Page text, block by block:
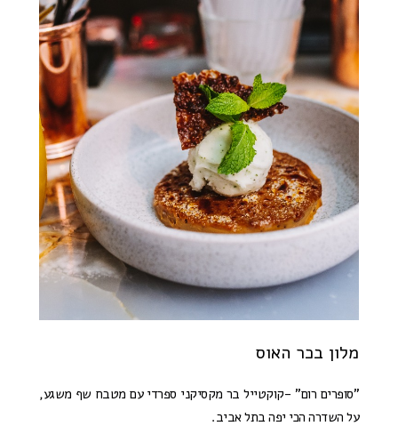
מלון בכר האוס
"סופרים רום" -קוקטייל בר מקסיקני ספרדי עם מטבח שף משגע,
על השדרה הכי יפה בתל אביב.